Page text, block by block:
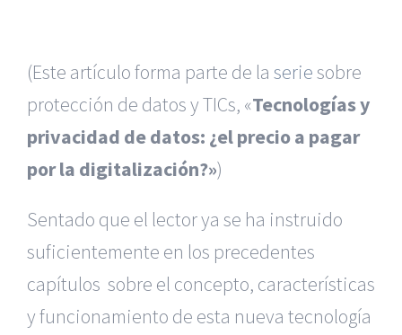
(Este artículo forma parte de la seriesobre
protección de datos y TICs, «Tecnologías y
privacidad de datos: ¿el precio a pagar
por la digitalización?»)
Sentado que el lector ya se ha instruido
suficientemente en los precedentes
capítulos sobre el concepto, características
y funcionamiento de esta nueva tecnología